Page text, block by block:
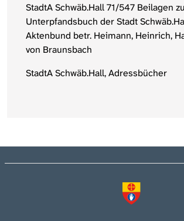
StadtA Schwäb.Hall 71/547 Beilagen
Unterpfandsbuch der Stadt
Aktenbund betr. Heimann, Heinrich,
von Braunsbach
StadtA Schwäb.Hall, Adressbücher